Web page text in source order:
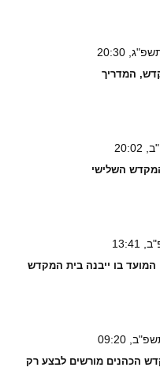
20:30
המדריך
השלישי
המועד בו ייבנה בית המקדש
09:20
הכהנים מורשים לבצע רק